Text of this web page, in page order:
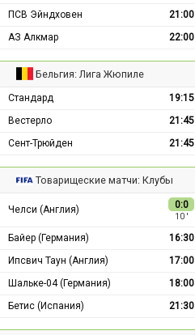
ПСВ Эйндховен 21:00
АЗ Алкмар
22:00
Бельгия: Лига Жюпиле
Стандард 19:15
Вестерло
21:45
Сент-Трюйден
21:45
Товарищеские матчи: Клубы
Челси (Англия) 0:0
10 ′
Байер (Германия) 16:30
Ипсвич Таун (Англия)
17:00
Шальке-04 (Германия)
18:00
Бетис (Испания)
21:30